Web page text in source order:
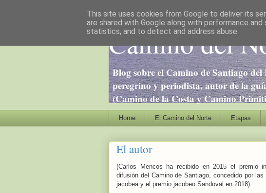
Camino del
Blog sobre el Camino de Santiago del
peregrino y periodista, autor de la
(Camino de la Costa y Camino
Home El Camino del Norte Etapas
El autor
(Carlos Mencos ha recibido en 2015 el premio
difusión del Camino de Santiago, concedido por
jacobea y el premio jacobeo Sandoval en 2018).
This site uses cookies from Google to deliver its
are shared with Google along with performance
statistics, and to detect and address abuse.